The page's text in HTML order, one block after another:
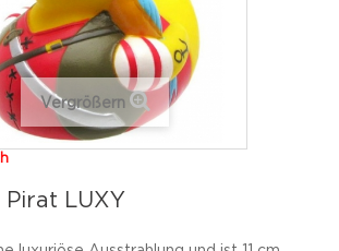
Vergrößern
LUXY